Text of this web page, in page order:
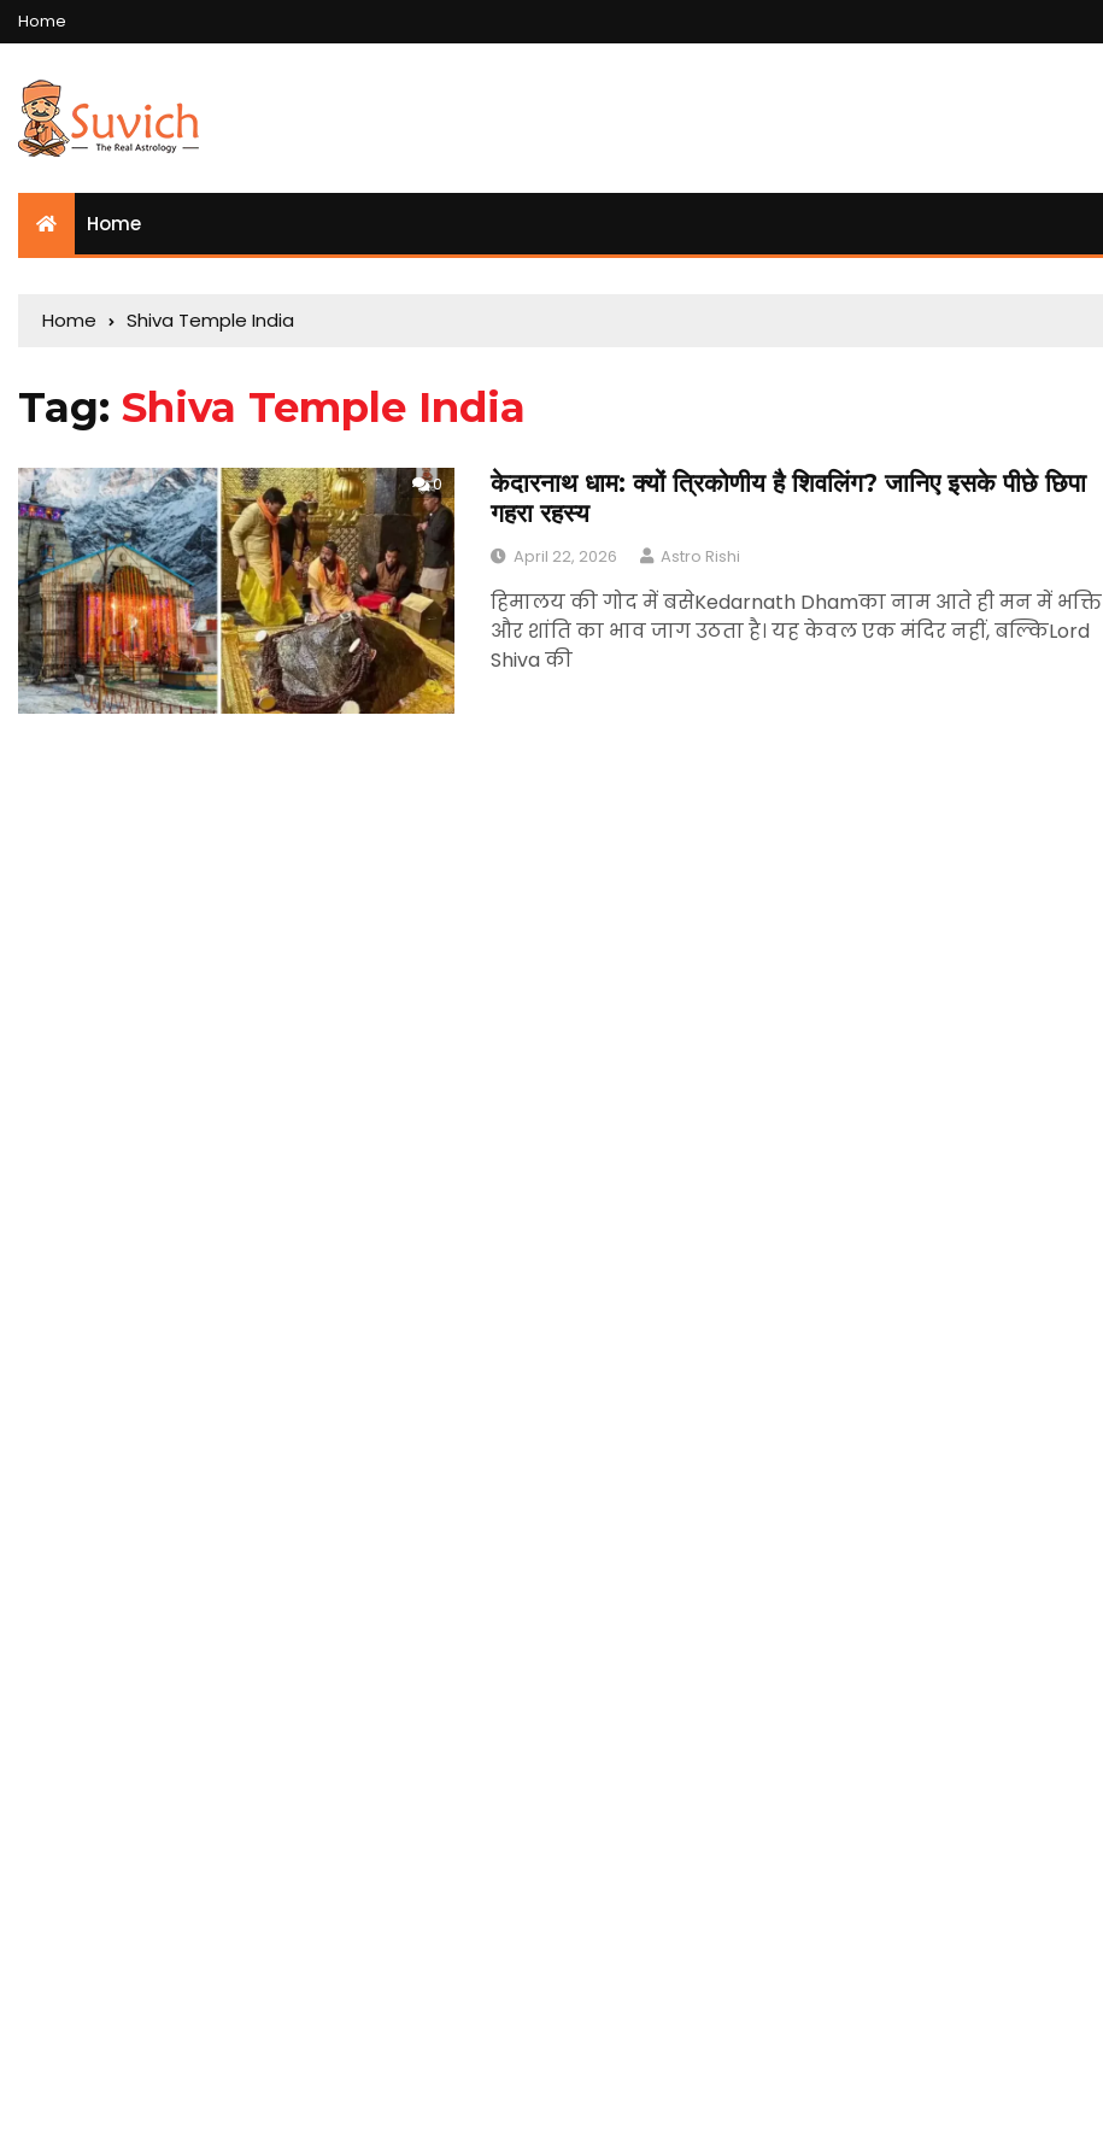
Home
Home
Home Shiva Temple India
Tag: Shiva Temple India
0
केदारनाथ धाम: क्यों त्रिकोणीय है शिवलिंग? जानिए इसके पीछे छिपा
गहरा रहस्य
April 22, 2026 Astro Rishi
हिमालय की गोद में बसेKedarnath Dhamका नाम आते ही मन में भक्ति
और शांति का भाव जाग उठता है। यह केवल एक मंदिर नहीं, बल्किLord
Shiva की